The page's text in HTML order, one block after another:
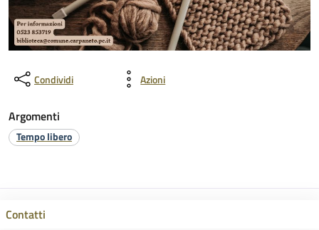
Condividi Azioni
Argomenti
Tempo libero
Contatti